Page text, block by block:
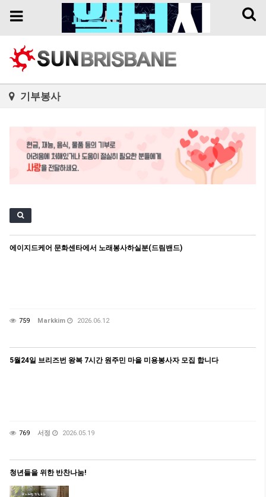
Toggle
Toggle
기부봉사
에이지드케어 문화센타에서 노래봉사하실분(드림밴드)
759 Markkim 2026.06.12
5월24일 브리즈번 왕복 7시간 원주민 마을 미용봉사자 모집 합니다
769 서정 2026.05.19
청년들을 위한 반찬나눔!